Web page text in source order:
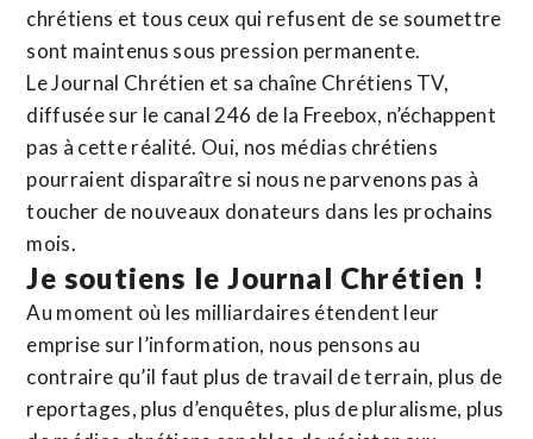
chrétiens et tous ceux qui refusent de se soumettre
sont maintenus sous pression permanente.
Le Journal Chrétien et sa chaîne Chrétiens TV,
diffusée sur le canal 246 de la Freebox, n’échappent
pas à cette réalité. Oui, nos médias chrétiens
pourraient disparaître si nous ne parvenons pas à
toucher de nouveaux donateurs dans les prochains
mois.
Je soutiens le Journal Chrétien !
Au moment où les milliardaires étendent leur
emprise sur l’information, nous pensons au
contraire qu’il faut plus de travail de terrain, plus de
reportages, plus d’enquêtes, plus de pluralisme, plus